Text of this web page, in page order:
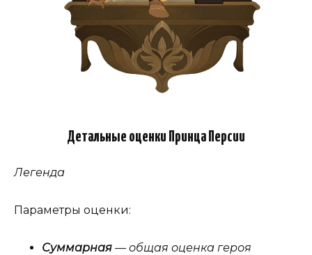
Детальные оценки Принца Персии
Легенда
Параметры оценки:
Суммарная — общая оценка героя